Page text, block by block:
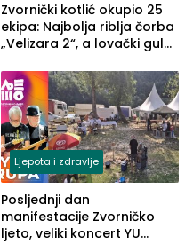
Zvornički kotlić okupio 25
ekipa: Najbolja riblja čorba
„Velizara 2“, a lovački gulaš
Ljepota i zdravlje
Posljednji dan
manifestacije Zvorničko
ljeto, veliki koncert YU